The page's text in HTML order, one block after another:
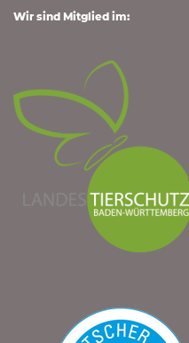
Wir sind Mitglied im: